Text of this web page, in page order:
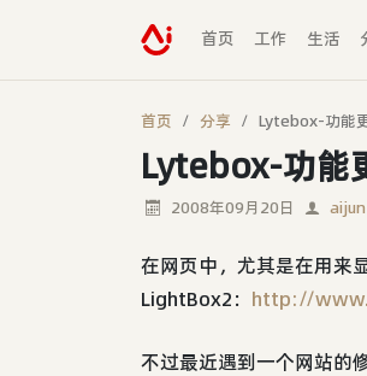
首页 工作 生活
首页 分享 Lytebox-功能
Lytebox-功能
2008年09月20日 aijun
在网页中，尤其是在用来
LightBox2： http://
不过最近遇到一个网站的